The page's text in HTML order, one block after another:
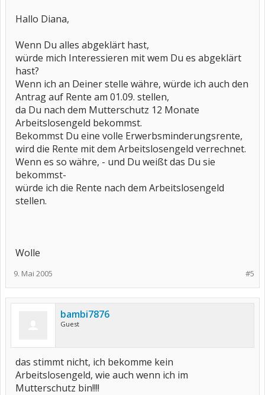
Hallo Diana,
Wenn Du alles abgeklärt hast,
würde mich Interessieren mit wem Du es abgeklärt
hast?
Wenn ich an Deiner stelle währe, würde ich auch den
Antrag auf Rente am 01.09. stellen,
da Du nach dem Mutterschutz 12 Monate
Arbeitslosengeld bekommst.
Bekommst Du eine volle Erwerbsminderungsrente,
wird die Rente mit dem Arbeitslosengeld verrechnet.
Wenn es so währe, - und Du weißt das Du sie
bekommst-
würde ich die Rente nach dem Arbeitslosengeld
stellen.
Wolle
#5
9. Mai 2005
bambi7876
Guest
das stimmt nicht, ich bekomme kein
Arbeitslosengeld, wie auch wenn ich im
Mutterschutz bin!!!!